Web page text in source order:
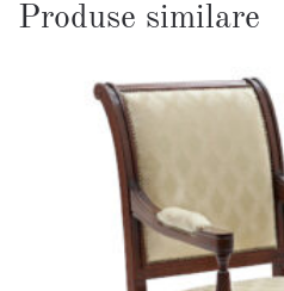
Produse similare